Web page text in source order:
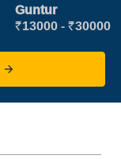
Guntur
₹13000 - ₹30000